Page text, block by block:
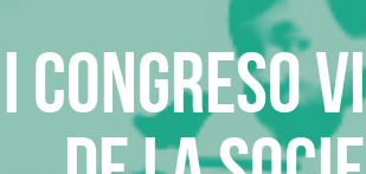
I Congreso